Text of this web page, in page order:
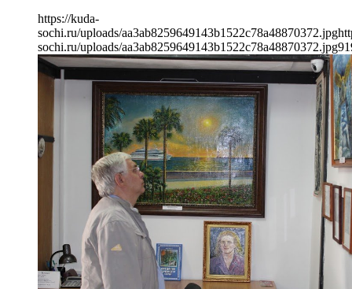
https://kuda-
sochi.ru/uploads/aa3ab8259649143b1522c78a48870372.jpg
sochi.ru/uploads/aa3ab8259649143b1522c78a48870372.jpg